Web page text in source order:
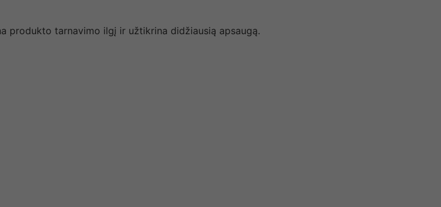
produkto tarnavimo ilgį ir užtikrina didžiausią apsaugą.